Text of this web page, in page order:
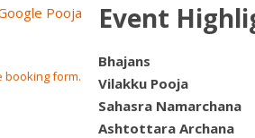
booking form.
Event
Bhajans
Vilakku Pooja
Sahasra Namarchana
Ashtottara Archana